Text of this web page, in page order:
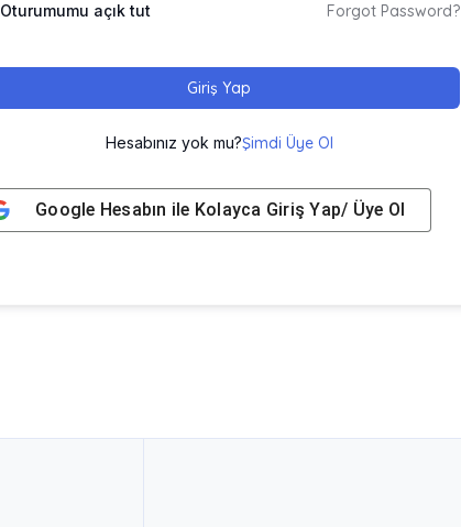
Oturumumu açık tut Forgot Password?
Giriş Yap
Hesabınız yok mu?Şimdi Üye Ol
Google Hesabın ile Kolayca Giriş Yap/ Üye Ol